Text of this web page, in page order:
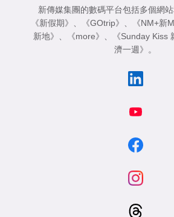
新傳媒集團的數碼平台包括多個網
《新假期》
《GOtrip》 《NM+新
新地》
《more》 《Sunday Kiss
濟一週》
。